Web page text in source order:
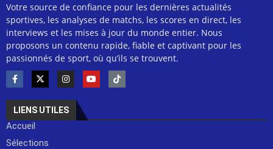
Votre source de confiance pour les dernières actualités
sportives, les analyses de matchs, les scores en direct, les
interviews et les mises à jour du monde entier. Nous
proposons un contenu rapide, fiable et captivant pour les
passionnés de sport, où qu’ils se trouvent.
LIENS UTILES
Accueil
Sélections